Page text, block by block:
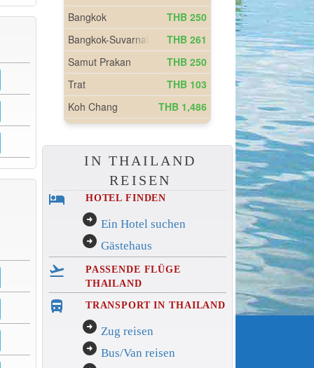
IN THAILAND
REISEN
hotel HOTEL FINDEN
arrow_circle_right Ein Hotel suchen
arrow_circle_right Gästehaus
flight_takeoff
PASSENDE FLÜGE
THAILAND
directions_bus_filled TRANSPORT IN THAILAND
arrow_circle_right Zug reisen
arrow_circle_right Bus/Van reisen